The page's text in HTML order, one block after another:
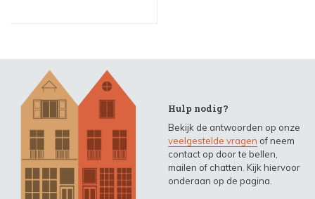
Hulp nodig?
Bekijk de antwoorden op onze
veelgestelde vragen of neem
contact op door te bellen,
mailen of chatten. Kijk hiervoor
onderaan op de pagina.